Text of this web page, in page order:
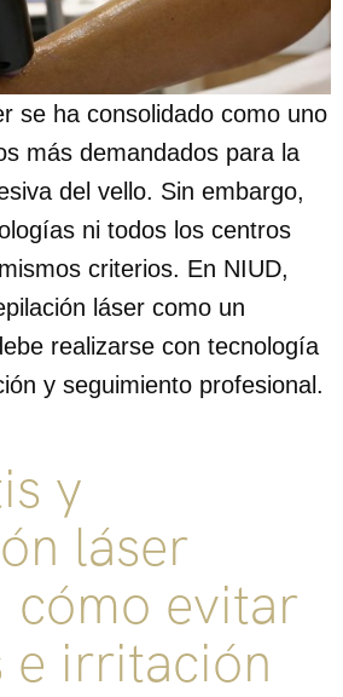
se ha consolidado como uno
más demandados para la
del vello. Sin embargo,
ni todos los centros
criterios. En NIUD,
láser como un
realizarse con tecnología
y seguimiento profesional.
y
láser
cómo evitar
e irritación